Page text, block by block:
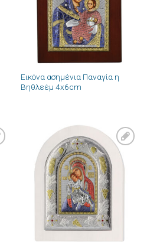
Εικόνα ασημένια Παναγία η
Βηθλεέμ 4x6cm
Πρόσθήκη
στην λίστα
επιθυμιών